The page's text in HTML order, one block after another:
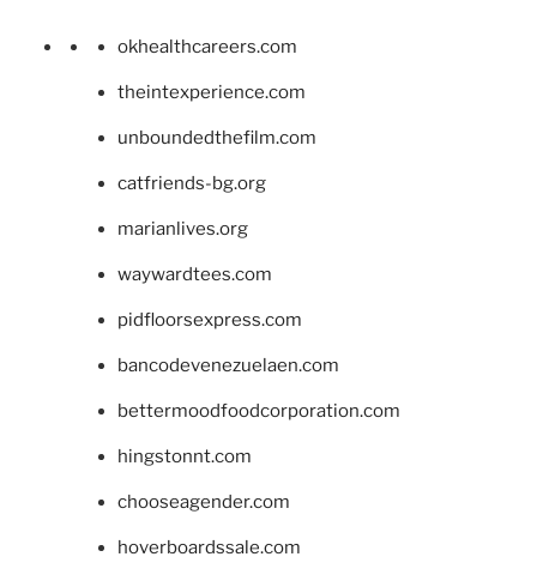
okhealthcareers.com
theintexperience.com
unboundedthefilm.com
catfriends-bg.org
marianlives.org
waywardtees.com
pidfloorsexpress.com
bancodevenezuelaen.com
bettermoodfoodcorporation.com
hingstonnt.com
chooseagender.com
hoverboardssale.com